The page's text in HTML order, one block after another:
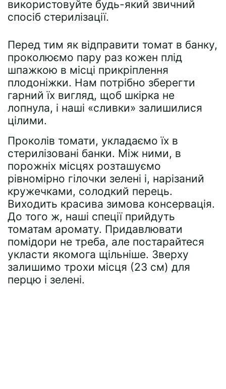
використовуйте будь-який звичний
спосіб стерилізації.
Перед тим як відправити томат в банку,
проколюємо пару раз кожен плід
шпажкою в місці прикріплення
плодоніжки. Нам потрібно зберегти
гарний їх вигляд, щоб шкірка не
лопнула, і наші «сливки» залишилися
цілими.
Проколів томати, укладаємо їх в
стерилізовані банки. Між ними, в
порожніх місцях розташуємо
рівномірно гілочки зелені і, нарізаний
кружечками, солодкий перець.
Виходить красива зимова консервація.
До того ж, наші спеції прийдуть
томатам аромату. Придавлювати
помідори не треба, але постарайтеся
укласти якомога щільніше. Зверху
залишимо трохи місця (23 см) для
перцю і зелені.